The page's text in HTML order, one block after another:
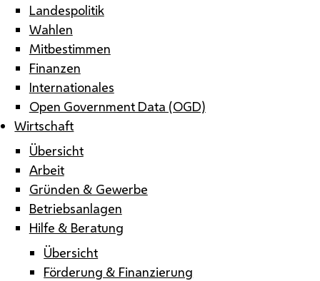
Landespolitik
Wahlen
Mitbestimmen
Finanzen
Internationales
Open Government Data (OGD)
Wirtschaft
Übersicht
Arbeit
Gründen & Gewerbe
Betriebsanlagen
Hilfe & Beratung
Übersicht
Förderung & Finanzierung